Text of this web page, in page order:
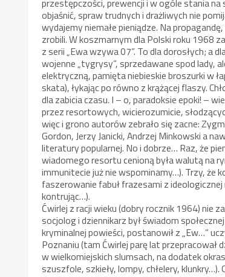
przestępczości, prewencji i w ogóle stania
objaśnić, spraw trudnych i drażliwych nie
wydajemy niemałe pieniądze. Na
zrobili. W koszmarnym dla Polski roku 1968
z serii „Ewa wzywa 07”. To dla dorosłych; a
wojenne „tygrysy”, sprzedawane spod
elektryczną, pamięta niebieskie broszurki w
skata), łykając po równo z krążącej flaszy.
dla zabicia czasu. I – o, paradoksie epoki! –
przez resortowych, wicierozumicie,
więc i grono autorów zebrało się zacne:
Gordon, Jerzy Janicki, Andrzej Minkowski a
literatury popularnej. No i dobrze… Raz, że
wiadomego resortu cenioną była walutą na
immunitecie już nie wspominamy…). Trzy, że
faszerowanie fabuł frazesami z
kontrując…).
Ćwirlej z racji wieku (dobry rocznik 1964) nie
socjolog i dziennikarz był świadom
kryminalnej powieści, postanowił z „Ew…”
Poznaniu (tam Ćwirlej parę lat
w wielkomiejskich slumsach, na dodatek
szuszfole, szkieły, lompy, chłelery,